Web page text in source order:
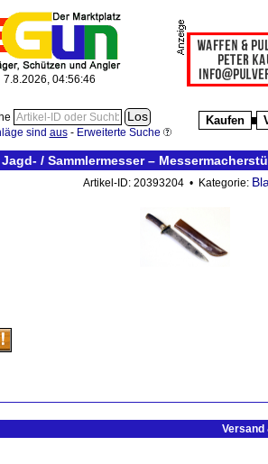
7.8.2026, 04:56:47
sind aus- Erweiterte Suche
Kaufen
Jagd- / Sammlermesser –
Artikel-ID: 20393204 • Kategorie:
Versand